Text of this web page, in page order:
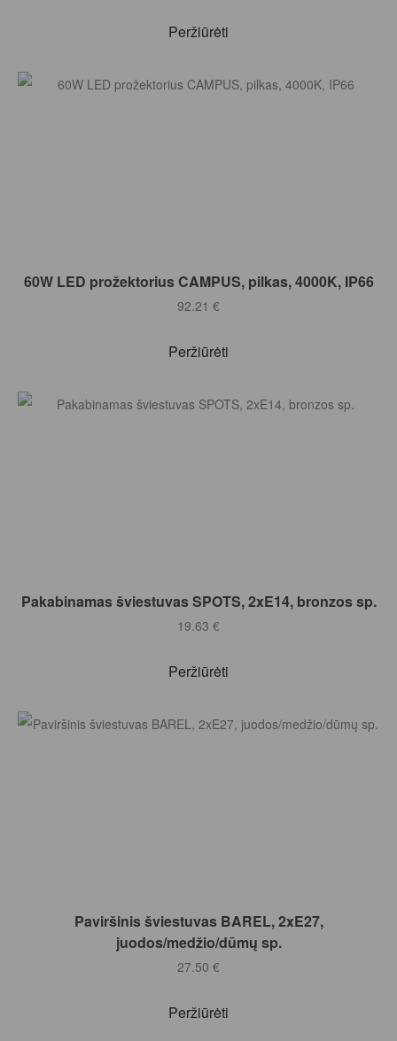
Peržiūrėti
Į KREPŠELĮ
60W LED prožektorius CAMPUS, pilkas, 4000K, IP66
92.21 €
Peržiūrėti
Į KREPŠELĮ
Pakabinamas šviestuvas SPOTS, 2xE14, bronzos sp.
19.63 €
Peržiūrėti
Į KREPŠELĮ
Paviršinis šviestuvas BAREL, 2xE27,
juodos/medžio/dūmų sp.
27.50 €
Peržiūrėti